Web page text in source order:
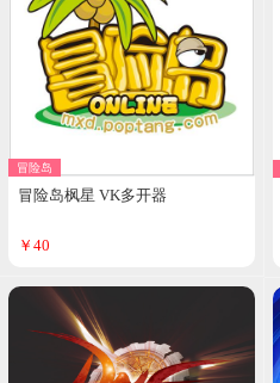
冒险岛
冒险岛枫星 VK多开器
￥40